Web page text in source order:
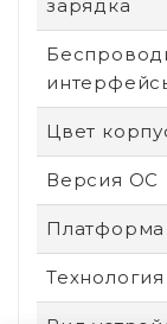
зарядка
Цвет
Версия ОС
Платформа